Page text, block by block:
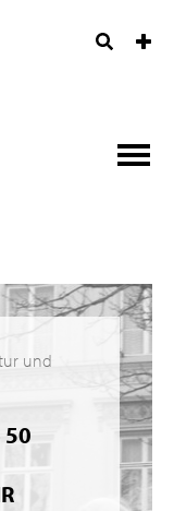
und
50